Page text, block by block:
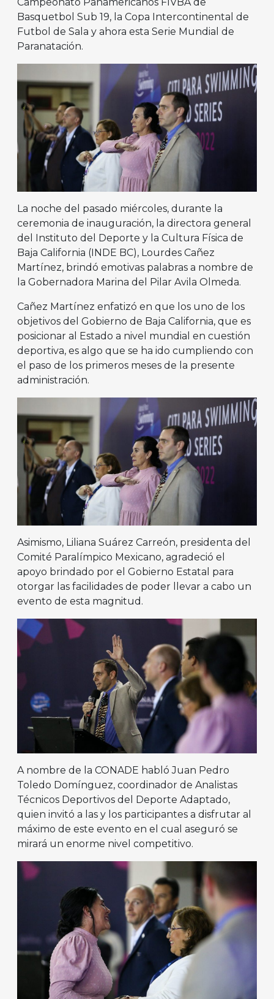
Basquetbol Sub 19, la Copa Intercontinental de
Futbol de Sala y ahora esta Serie Mundial de
Paranatación.
La noche del pasado miércoles, durante la
ceremonia de inauguración, la directora general
del Instituto del Deporte y la Cultura Física de
Baja California (INDE BC), Lourdes Cañez
Martínez, brindó emotivas palabras a nombre de
la Gobernadora Marina del Pilar Avila Olmeda.
Cañez Martínez enfatizó en que los uno de los
objetivos del Gobierno de Baja California, que es
posicionar al Estado a nivel mundial en cuestión
deportiva, es algo que se ha ido cumpliendo con
el paso de los primeros meses de la presente
administración.
Asimismo, Liliana Suárez Carreón, presidenta del
Comité Paralímpico Mexicano, agradeció el
apoyo brindado por el Gobierno Estatal para
otorgar las facilidades de poder llevar a cabo un
evento de esta magnitud.
A nombre de la CONADE habló Juan Pedro
Toledo Domínguez, coordinador de Analistas
Técnicos Deportivos del Deporte Adaptado,
quien invitó a las y los participantes a disfrutar al
máximo de este evento en el cual aseguró se
mirará un enorme nivel competitivo.